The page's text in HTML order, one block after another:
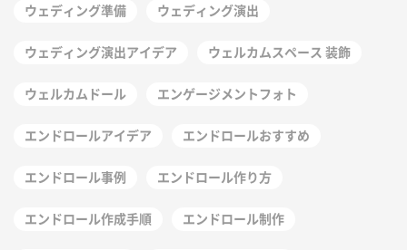
ウェディング準備 ウェディング演出
ウェディング演出アイデア ウェルカムスペース 装飾
ウェルカムドール エンゲージメントフォト
エンドロールアイデア エンドロールおすすめ
エンドロール事例 エンドロール作り方
エンドロール作成手順 エンドロール制作